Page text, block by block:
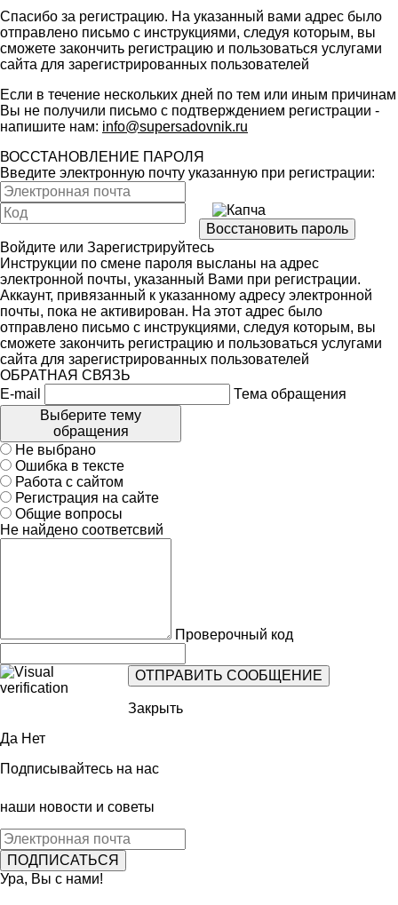
Спасибо за регистрацию. На указанный вами адрес было
отправлено письмо с инструкциями, следуя которым, вы
сможете закончить регистрацию и пользоваться услугами
сайта для зарегистрированных пользователей
Если в течение нескольких дней по тем или иным причинам
Вы не получили письмо с подтверждением регистрации -
напишите нам: info@supersadovnik.ru
ВОССТАНОВЛЕНИЕ ПАРОЛЯ
Введите электронную почту указанную при регистрации:
Войдите или Зарегистрируйтесь
Инструкции по смене пароля высланы на адрес
электронной почты, указанный Вами при регистрации.
Аккаунт, привязанный к указанному адресу электронной
почты, пока не активирован. На этот адрес было
отправлено письмо с инструкциями, следуя которым, вы
сможете закончить регистрацию и пользоваться услугами
сайта для зарегистрированных пользователей
ОБРАТНАЯ СВЯЗЬ
E-mail
Тема обращения
Выберите тему
обращения
Не выбрано
Ошибка в тексте
Работа с сайтом
Регистрация на сайте
Общие вопросы
Не найдено соответсвий
Проверочный код
Закрыть
Да Нет
Подписывайтесь на нас
наши новости и советы
Ура, Вы с нами!